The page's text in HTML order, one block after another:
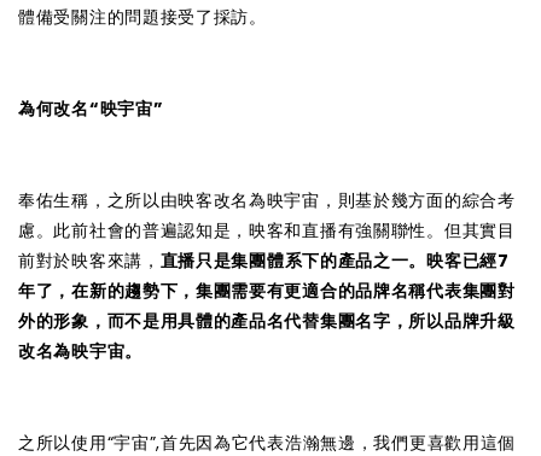
體備受關注的問題接受了採訪。
為何改名“映宇宙”
奉佑生稱，之所以由映客改名為映宇宙，則基於幾方面的綜合考
慮。此前社會的普遍認知是，映客和直播有強關聯性。但其實目
前對於映客來講， 直播只是集團體系下的產品之一。映客已經7
年了，在新的趨勢下，集團需要有更適合的品牌名稱代表集團對
外的形象，而不是用具體的產品名代替集團名字，所以品牌升級
改名為映宇宙。
之所以使用“宇宙”,首先因為它代表浩瀚無邊，我們更喜歡用這個